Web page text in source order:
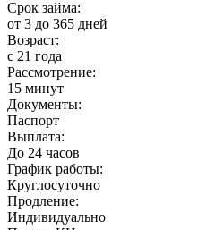
Срок займа:
от 3 до 365 дней
Возраст:
с 21 года
Рассмотрение:
15 минут
Документы:
Паспорт
Выплата:
До 24 часов
График работы:
Круглосуточно
Продление:
Индивидуально